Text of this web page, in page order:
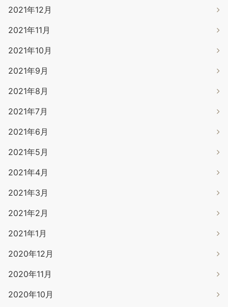
2021年12月
2021年11月
2021年10月
2021年9月
2021年8月
2021年7月
2021年6月
2021年5月
2021年4月
2021年3月
2021年2月
2021年1月
2020年12月
2020年11月
2020年10月